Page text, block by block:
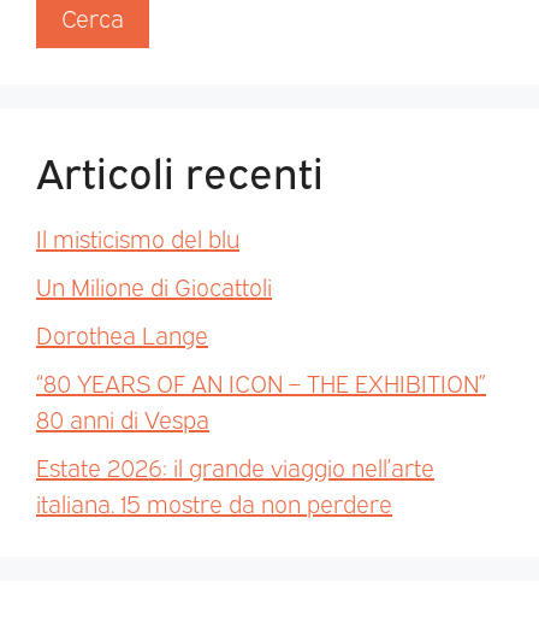
Cerca
Articoli recenti
Il misticismo del blu
Un Milione di Giocattoli
Dorothea Lange
“80 YEARS OF AN ICON – THE EXHIBITION”
80 anni di Vespa
Estate 2026: il grande viaggio nell’arte
italiana. 15 mostre da non perdere